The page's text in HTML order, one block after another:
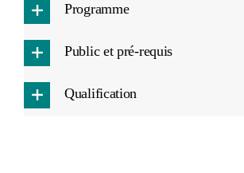
Programme
Public et pré-requis
Qualification